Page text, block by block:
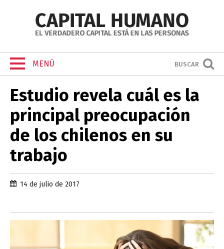
MENÚ BUSCAR
Estudio revela cuál es la
principal preocupación
de los chilenos en su
trabajo
14 de julio de 2017